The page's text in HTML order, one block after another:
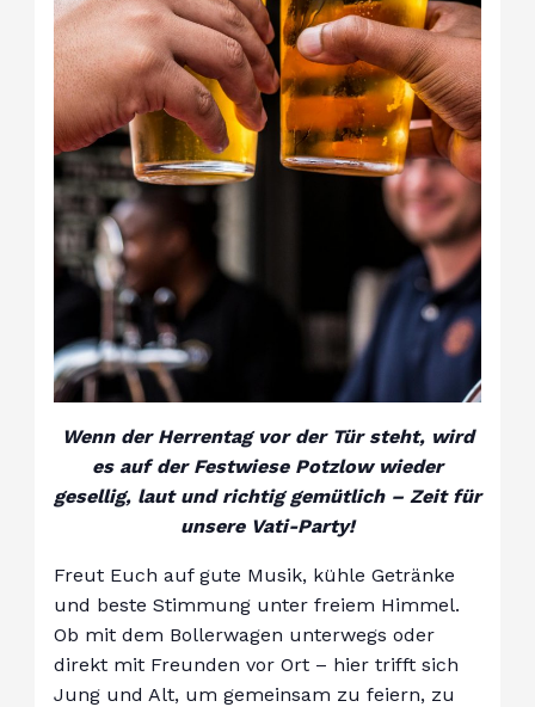
Wenn der Herrentag vor der Tür steht, wird
es auf der Festwiese Potzlow wieder
gesellig, laut und richtig gemütlich – Zeit für
unsere Vati-Party!
Freut Euch auf gute Musik, kühle Getränke
und beste Stimmung unter freiem Himmel.
Ob mit dem Bollerwagen unterwegs oder
direkt mit Freunden vor Ort – hier trifft sich
Jung und Alt, um gemeinsam zu feiern, zu